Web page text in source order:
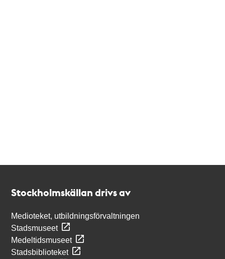
Stockholmskällan drivs av
Medioteket, utbildningsförvaltningen
Stadsmuseet
Medeltidsmuseet
Stadsbiblioteket